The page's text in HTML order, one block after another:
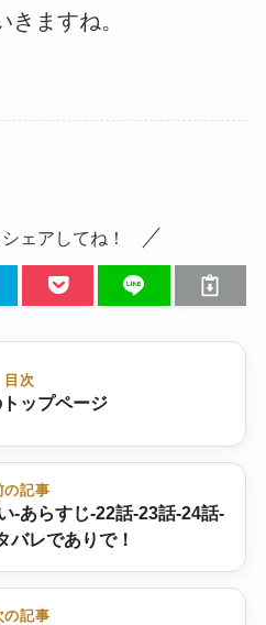
ますね。
ェアしてね！
目次
ップページ
の記事
-あらすじ-22話-23話-24話-
バレでありで！
の記事